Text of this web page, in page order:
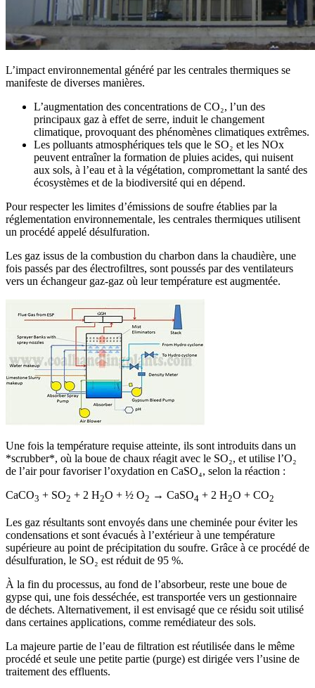
L’impact environnemental généré par les centrales thermiques se
manifeste de diverses manières.
L’augmentation des concentrations de CO₂, l’un des
principaux gaz à effet de serre, induit le changement
climatique, provoquant des phénomènes climatiques extrêmes.
Les polluants atmosphériques tels que le SO₂ et les NOx
peuvent entraîner la formation de pluies acides, qui nuisent
aux sols, à l’eau et à la végétation, compromettant la santé des
écosystèmes et de la biodiversité qui en dépend.
Pour respecter les limites d’émissions de soufre établies par la
réglementation environnementale, les centrales thermiques utilisent
un procédé appelé désulfuration.
Les gaz issus de la combustion du charbon dans la chaudière, une
fois passés par des électrofiltres, sont poussés par des ventilateurs
vers un échangeur gaz-gaz où leur température est augmentée.
Une fois la température requise atteinte, ils sont introduits dans un
*scrubber*, où la boue de chaux réagit avec le SO₂, et utilise l’O₂
de l’air pour favoriser l’oxydation en CaSO₄, selon la réaction :
CaCO3 + SO2 + 2 H2O + ½ O2 → CaSO4 + 2 H2O + CO2
Les gaz résultants sont envoyés dans une cheminée pour éviter les
condensations et sont évacués à l’extérieur à une température
supérieure au point de précipitation du soufre. Grâce à ce procédé de
désulfuration, le SO₂ est réduit de 95 %.
À la fin du processus, au fond de l’absorbeur, reste une boue de
gypse qui, une fois desséchée, est transportée vers un gestionnaire
de déchets. Alternativement, il est envisagé que ce résidu soit utilisé
dans certaines applications, comme remédiateur des sols.
La majeure partie de l’eau de filtration est réutilisée dans le même
procédé et seule une petite partie (purge) est dirigée vers l’usine de
traitement des effluents.